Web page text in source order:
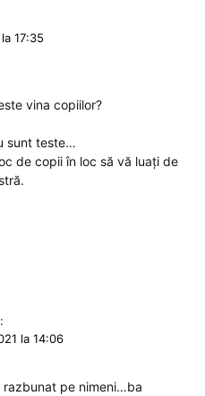
17:35
vina copiilor?
sunt teste…
de copii în loc să vă luați de
la 14:06
razbunat pe nimeni…ba